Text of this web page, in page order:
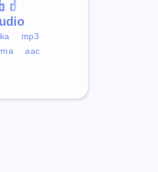
mp3
aac